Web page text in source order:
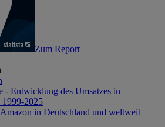
Zum Report
- Entwicklung des Umsatzes in
1999-2025
in Deutschland und weltweit